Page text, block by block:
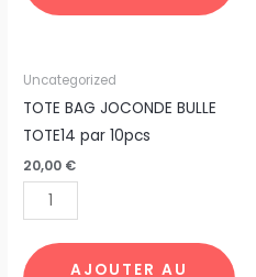
Uncategorized
TOTE BAG JOCONDE BULLE
TOTE14 par 10pcs
20,00 €
quantité
de
TOTE
JOCONDE
BULLE
par
AJOUTER AU